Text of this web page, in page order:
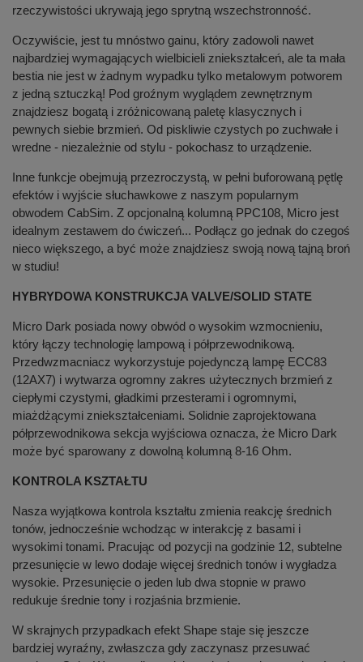
rzeczywistości ukrywają jego sprytną wszechstronność.
Oczywiście, jest tu mnóstwo gainu, który zadowoli nawet
najbardziej wymagających wielbicieli zniekształceń, ale ta mała
bestia nie jest w żadnym wypadku tylko metalowym potworem
z jedną sztuczką! Pod groźnym wyglądem zewnętrznym
znajdziesz bogatą i zróżnicowaną paletę klasycznych i
pewnych siebie brzmień. Od piskliwie czystych po zuchwałe i
wredne - niezależnie od stylu - pokochasz to urządzenie.
Inne funkcje obejmują przezroczystą, w pełni buforowaną pętlę
efektów i wyjście słuchawkowe z naszym popularnym
obwodem CabSim. Z opcjonalną kolumną PPC108, Micro jest
idealnym zestawem do ćwiczeń... Podłącz go jednak do czegoś
nieco większego, a być może znajdziesz swoją nową tajną broń
w studiu!
HYBRYDOWA KONSTRUKCJA VALVE/SOLID STATE
Micro Dark posiada nowy obwód o wysokim wzmocnieniu,
który łączy technologię lampową i półprzewodnikową.
Przedwzmacniacz wykorzystuje pojedynczą lampę ECC83
(12AX7) i wytwarza ogromny zakres użytecznych brzmień z
ciepłymi czystymi, gładkimi przesterami i ogromnymi,
miażdżącymi zniekształceniami. Solidnie zaprojektowana
półprzewodnikowa sekcja wyjściowa oznacza, że Micro Dark
może być sparowany z dowolną kolumną 8-16 Ohm.
KONTROLA KSZTAŁTU
Nasza wyjątkowa kontrola kształtu zmienia reakcję średnich
tonów, jednocześnie wchodząc w interakcję z basami i
wysokimi tonami. Pracując od pozycji na godzinie 12, subtelne
przesunięcie w lewo dodaje więcej średnich tonów i wygładza
wysokie. Przesunięcie o jeden lub dwa stopnie w prawo
redukuje średnie tony i rozjaśnia brzmienie.
W skrajnych przypadkach efekt Shape staje się jeszcze
bardziej wyraźny, zwłaszcza gdy zaczynasz przesuwać